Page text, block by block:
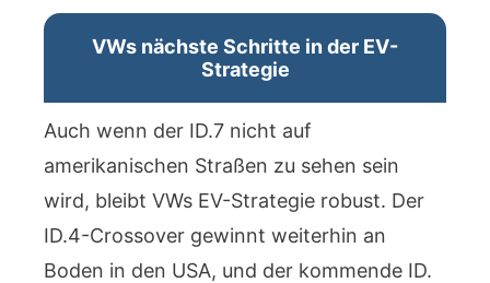
VWs nächste Schritte in der EV-
Strategie
Auch wenn der ID.7 nicht auf
amerikanischen Straßen zu sehen sein
wird, bleibt VWs EV-Strategie robust. Der
ID.4-Crossover gewinnt weiterhin an
Boden in den USA, und der kommende ID.